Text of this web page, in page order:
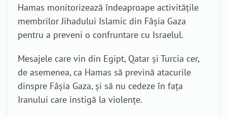
Hamas monitorizează îndeaproape activitățile
membrilor Jihadului Islamic din Fâșia Gaza
pentru a preveni o confruntare cu Israelul.
Mesajele care vin din Egipt, Qatar și Turcia cer,
de asemenea, ca Hamas să prevină atacurile
dinspre Fâșia Gaza, și să nu cedeze în fața
Iranului care instigă la violențe.